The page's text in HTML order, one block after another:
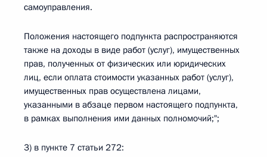
самоуправления.
Положения настоящего подпункта распространяются
также на доходы в виде работ (услуг), имущественных
прав, полученных от физических или юридических
лиц, если оплата стоимости указанных работ (услуг),
имущественных прав осуществлена лицами,
указанными в абзаце первом настоящего подпункта,
в рамках выполнения ими данных полномочий;";
3) в пункте 7 статьи 272: